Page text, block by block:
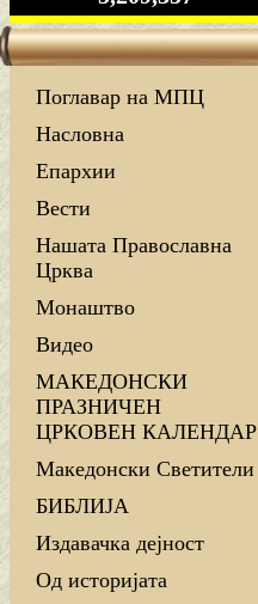
Поглавар на МПЦ
Насловна
Епархии
Вести
Нашата Православна
Црква
Монаштво
Видео
МАКЕДОНСКИ
ПРАЗНИЧЕН
ЦРКОВЕН КАЛЕНДАР
Македонски Светители
БИБЛИЈА
Издавачка дејност
Од историјата